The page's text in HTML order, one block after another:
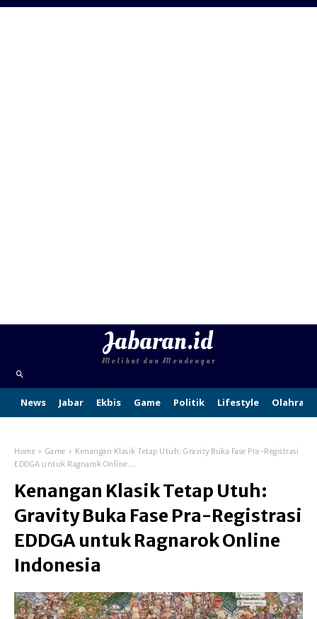
Jabaran.id
Melihat dan Mendengar
News Jabar Ekbis Game Politik Lifestyle Olahraga
Home Game
Kenangan Klasik Tetap Utuh: Gravity Buka Fase Pra-Registrasi
EDDGA untuk Ragnarok Online...
Kenangan Klasik Tetap Utuh:
Gravity Buka Fase Pra-Registrasi
EDDGA untuk Ragnarok Online
Indonesia